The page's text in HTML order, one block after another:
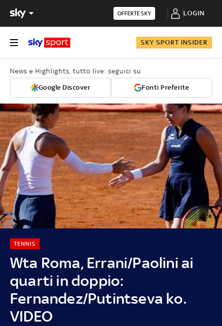
OFFERTE SKY LOGIN
SKY SPORT INSIDER
News e Highlights, tutto live: seguici su
Google Discover Fonti Preferite
Wta Roma, Errani/Paolini ai
quarti in doppio:
Fernandez/Putintseva ko.
VIDEO
TENNIS